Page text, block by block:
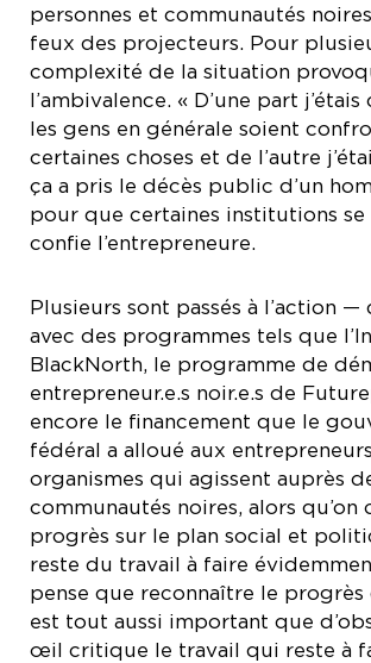
personnes et communautés
feux des projecteurs. Pour
complexité de la situation
l’ambivalence. « D’une part
les gens en générale soient
certaines choses et de l’autre
ça a pris le décès public d’un
pour que certaines institutions se
confie l’entrepreneure.
Plusieurs sont passés à l’action —
avec des programmes tels que
BlackNorth, le programme de
entrepreneur.e.s noir.e.s de
encore le financement que le
fédéral a alloué aux
organismes qui agissent auprès
communautés noires, alors qu’on
progrès sur le plan social et
reste du travail à faire
pense que reconnaître le progrès
est tout aussi important que
œil critique le travail qui reste à